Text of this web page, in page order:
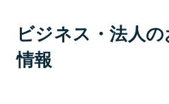
ビジネス・法人
情報